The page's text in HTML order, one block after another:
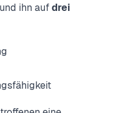
ihn aufdrei